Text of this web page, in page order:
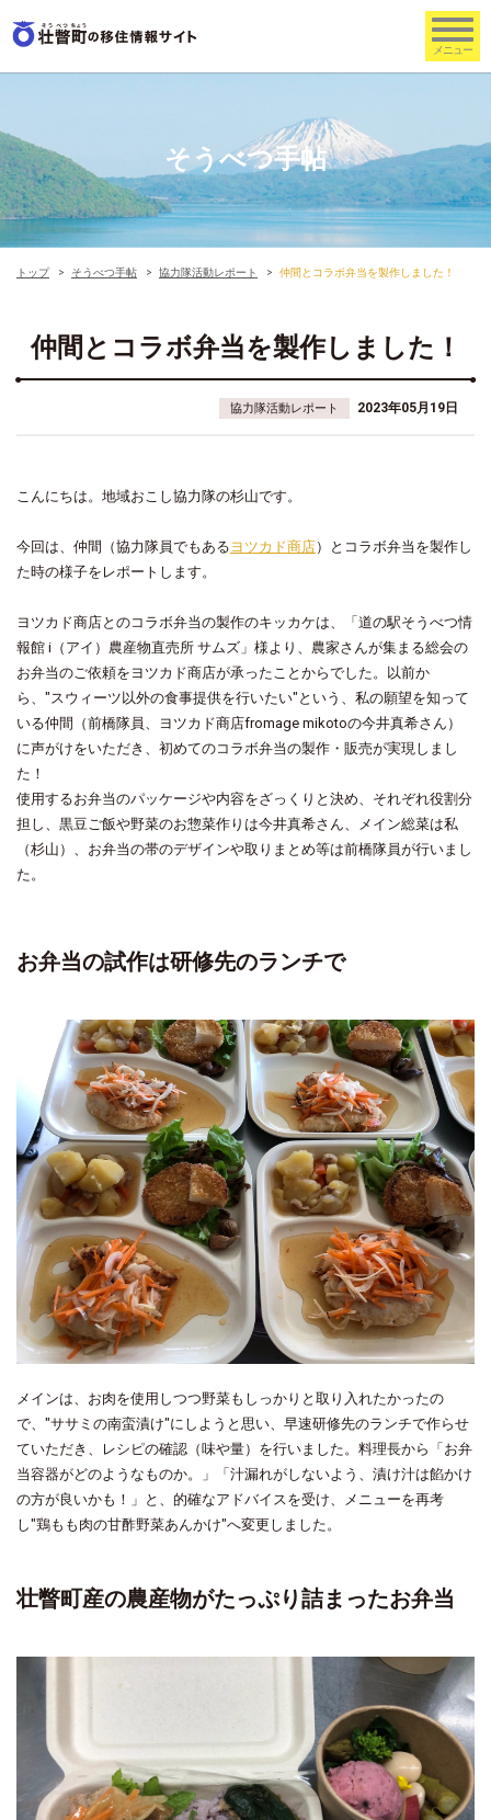
そうべつ手帖
トップ そうべつ手帖 協力隊活動レポート 仲間とコラボ弁当を製作しました！
仲間とコラボ弁当を製作しました！
協力隊活動レポート 2023年05月19日
こんにちは。地域おこし協力隊の杉山です。
今回は、仲間（協力隊員でもある ヨツカド商店）とコラボ弁当を製作し
た時の様子をレポートします。
ヨツカド商店とのコラボ弁当の製作のキッカケは、「道の駅そうべつ情
報館 i（アイ）農産物直売所 サムズ」様より、農家さんが集まる総会の
お弁当のご依頼をヨツカド商店が承ったことからでした。以前か
ら、"スウィーツ以外の食事提供を行いたい"という、私の願望を知って
いる仲間（前橋隊員、ヨツカド商店fromage mikotoの今井真希さん）
に声がけをいただき、初めてのコラボ弁当の製作・販売が実現しまし
た！
使用するお弁当のパッケージや内容をざっくりと決め、それぞれ役割分
担し、黒豆ご飯や野菜のお惣菜作りは今井真希さん、メイン総菜は私
（杉山）、お弁当の帯のデザインや取りまとめ等は前橋隊員が行いまし
た。
お弁当の試作は研修先のランチで
メインは、お肉を使用しつつ野菜もしっかりと取り入れたかったの
で、"ササミの南蛮漬け"にしようと思い、早速研修先のランチで作らせ
ていただき、レシピの確認（味や量）を行いました。料理長から「お弁
当容器がどのようなものか。」「汁漏れがしないよう、漬け汁は餡かけ
の方が良いかも！」と、的確なアドバイスを受け、メニューを再考
し"鶏もも肉の甘酢野菜あんかけ"へ変更しました。
壮瞥町産の農産物がたっぷり詰まったお弁当